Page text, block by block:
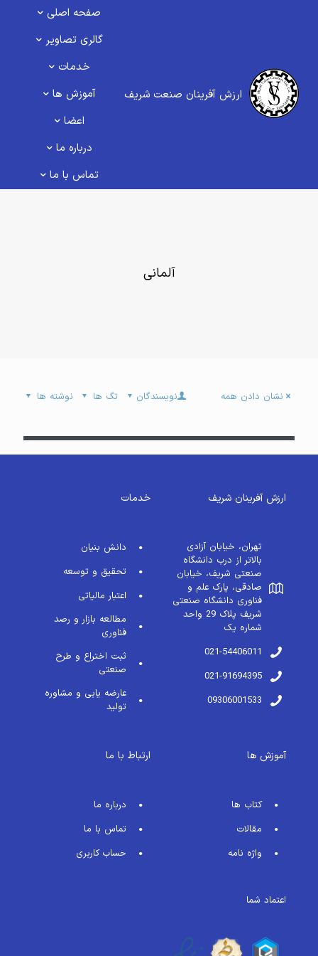
ارزش آفرینان صنعت شریف
صفحه اصلی
گالری تصاویر
خدمات
آموزش ها
اعضا
درباره ما
تماس با ما
آلمانی
نوشته ها تگ ها نویسندگان نشان دادن همه
ارزش آفرینان شریف
تهران، خیابان آزادی
بالاتر از درب دانشگاه
صنعتی شریف، خیابان
صادقی، پارک علم و
فناوری دانشگاه صنعتی
شریف پلاک 29 واحد
شماره یک
021-54406011
021-91694395
09306001533
خدمات
دانش بنیان
تحقیق و توسعه
اعتبار مالیاتی
مطالعه بازار و رصد
فناوری
ثبت اختراع و طرح
صنعتی
عارضه یابی و مشاوره
تولید
آموزش ها
کتاب ها
مقالات
واژه نامه
ارتباط با ما
درباره ما
تماس با ما
حساب کاربری
اعتماد شما